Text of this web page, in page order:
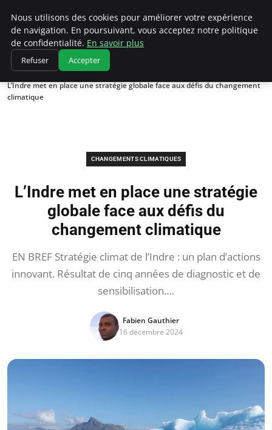
Climatedebtagents
Accueil
Changements climatiques
L’Indre met en place une stratégie globale face aux défis du changement
climatique
CHANGEMENTS CLIMATIQUES
L’Indre met en place une stratégie
globale face aux défis du
changement climatique
EN BREF Stratégie climat de l’Indre : un plan d’actions
innovant. Résultat de cinq années de diagnostic et de
sensibilisation.…
Fabien Gauthier
16 décembre 2024
Nous utilisons des cookies pour améliorer votre expérience
de navigation. En poursuivant, vous acceptez notre politique
de confidentialité. En savoir plus
Refuser Accepter